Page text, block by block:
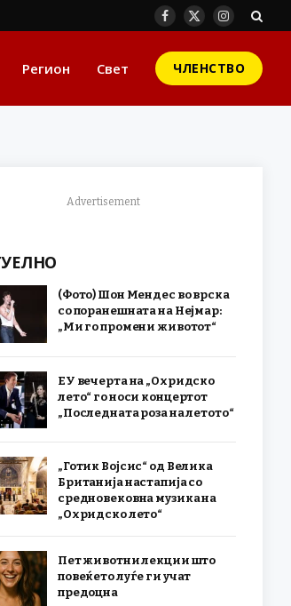
Facebook
X
Instagram
Регион Свет ЧЛЕНСТВО
Advertisement
(Фото) Шон Мендес во врска
со поранешната на Нејмар:
„Ми го промени животот“
ЕУ вечерта на „Охридско
лето“ го носи концертот
„Последната роза на летото“
„Готик Војсис“ од Велика
Британија настапија со
средновековна музика на
„Охридско лето“
Пет животни лекции што
повеќето луѓе ги учат
предоцна